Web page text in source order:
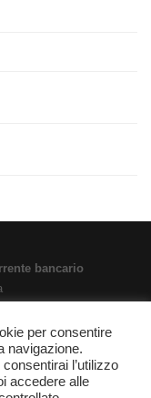
bancario
UFPL93
istsc_bois02300g
per consentire
navigazione.
l’utilizzo
accedere alle